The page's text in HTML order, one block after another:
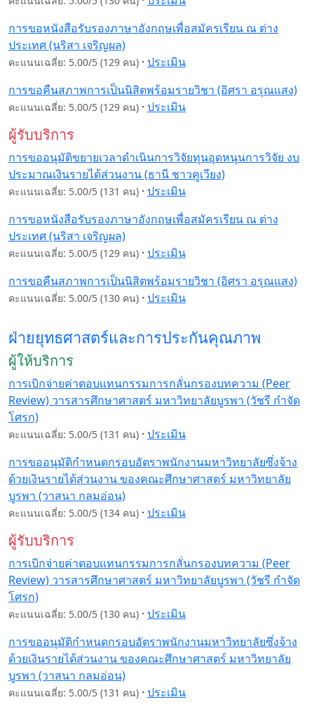
การขอหนังสือรับรองภาษาอังกฤษเพื่อสมัครเรียน ณ ต่าง
ประเทศ (นริสา เจริญผล)
คะแนนเฉลี่ย: 5.00/5 (129 คน) · ประเมิน
การขอคืนสภาพการเป็นนิสิตพร้อมรายวิชา (อิศรา อรุณแสง)
คะแนนเฉลี่ย: 5.00/5 (129 คน) · ประเมิน
ผู้รับบริการ
การขออนุมัติขยายเวลาดำเนินการวิจัยทุนอุดหนุนการวิจัย งบ
ประมาณเงินรายได้ส่วนงาน (ธานี ชาวคูเวียง)
คะแนนเฉลี่ย: 5.00/5 (131 คน) · ประเมิน
การขอหนังสือรับรองภาษาอังกฤษเพื่อสมัครเรียน ณ ต่าง
ประเทศ (นริสา เจริญผล)
คะแนนเฉลี่ย: 5.00/5 (129 คน) · ประเมิน
การขอคืนสภาพการเป็นนิสิตพร้อมรายวิชา (อิศรา อรุณแสง)
คะแนนเฉลี่ย: 5.00/5 (130 คน) · ประเมิน
ฝ่ายยุทธศาสตร์และการประกันคุณภาพ
ผู้ให้บริการ
การเบิกจ่ายค่าตอบแทนกรรมการกลั่นกรองบทความ (Peer
Review) วารสารศึกษาศาสตร์ มหาวิทยาลัยบูรพา (วัชรี กำจัด
โศรก)
คะแนนเฉลี่ย: 5.00/5 (131 คน) · ประเมิน
การขออนุมัติกำหนดกรอบอัตราพนักงานมหาวิทยาลัยซึ่งจ้าง
ด้วยเงินรายได้ส่วนงาน ของคณะศึกษาศาสตร์ มหาวิทยาลัย
บูรพา (วาสนา กลมอ่อน)
คะแนนเฉลี่ย: 5.00/5 (134 คน) · ประเมิน
ผู้รับบริการ
การเบิกจ่ายค่าตอบแทนกรรมการกลั่นกรองบทความ (Peer
Review) วารสารศึกษาศาสตร์ มหาวิทยาลัยบูรพา (วัชรี กำจัด
โศรก)
คะแนนเฉลี่ย: 5.00/5 (130 คน) · ประเมิน
การขออนุมัติกำหนดกรอบอัตราพนักงานมหาวิทยาลัยซึ่งจ้าง
ด้วยเงินรายได้ส่วนงาน ของคณะศึกษาศาสตร์ มหาวิทยาลัย
บูรพา (วาสนา กลมอ่อน)
คะแนนเฉลี่ย: 5.00/5 (131 คน) · ประเมิน